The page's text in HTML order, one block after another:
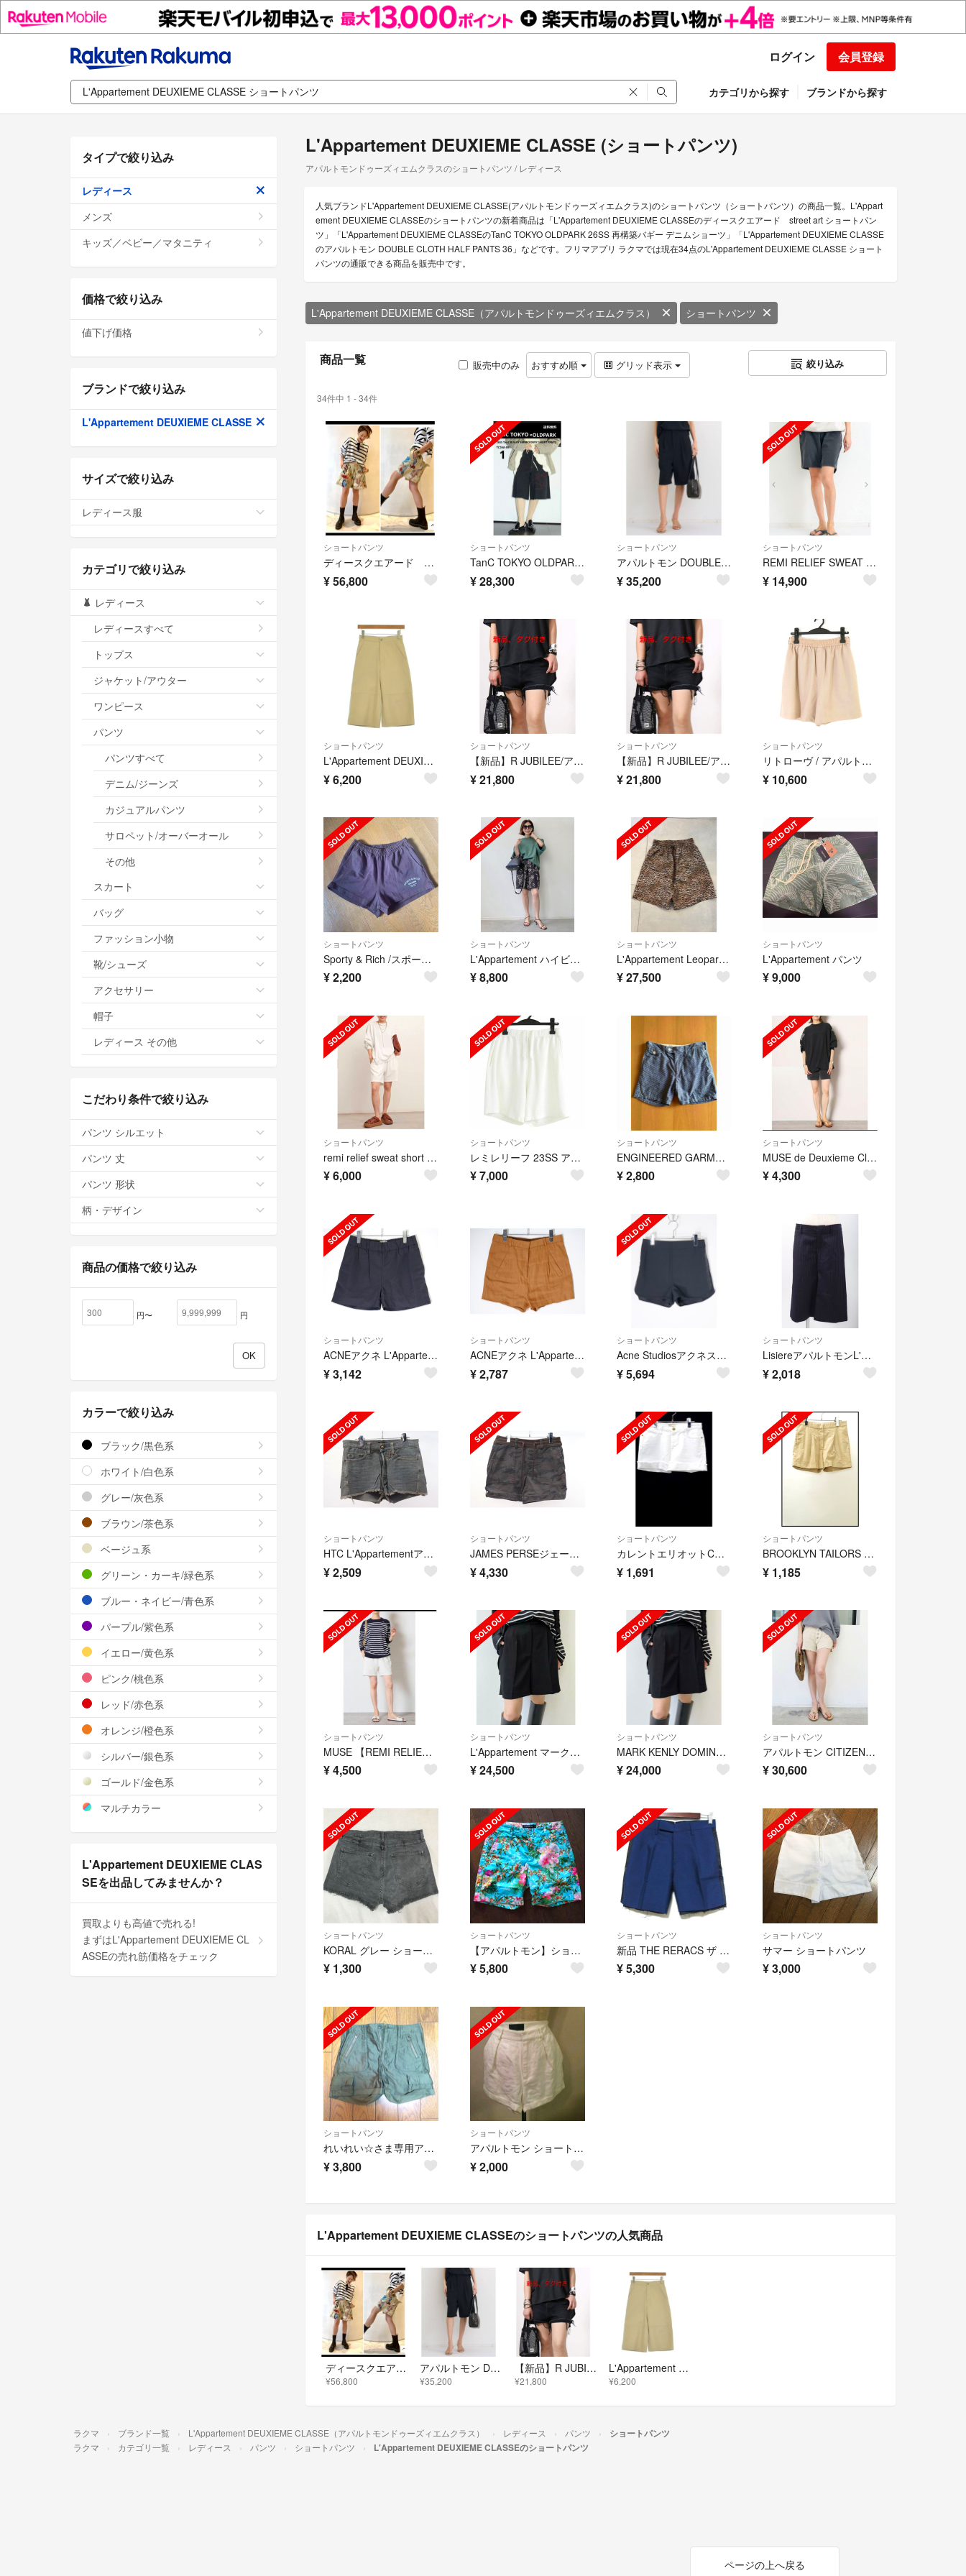
ログイン 会員登録
カテゴリから探す ブランドから探す
L'Appartement DEUXIEME CLASSE (ショートパンツ)
アパルトモンドゥーズィエムクラスのショートパンツ / レディース
人気ブランドL'Appartement DEUXIEME CLASSE(アパルトモンドゥーズィエムクラス)のショートパンツ（ショートパンツ）の商品一覧。L'Appart
ement DEUXIEME CLASSEのショートパンツの新着商品は「L'Appartement DEUXIEME CLASSEのディースクエアード street art ショートパン
ツ」「L'Appartement DEUXIEME CLASSEのTanC TOKYO OLDPARK 26SS 再構築バギー デニムショーツ」「L'Appartement DEUXIEME CLASSE
のアパルトモン DOUBLE CLOTH HALF PANTS 36」などです。フリマアプリ ラクマでは現在34点のL'Appartement DEUXIEME CLASSE ショート
パンツの通販できる商品を販売中です。
L'Appartement DEUXIEME CLASSE（アパルトモンドゥーズィエムクラス） ショートパンツ
商品一覧 販売中のみ おすすめ順 グリッド表示 絞り込み
34件中 1 - 34件
ショートパンツ
ディースクエアード street art ショートパンツ
¥56,800
ショートパンツ
TanC TOKYO OLDPARK 26SS 再構築バギー デニムショーツ
¥28,300
ショートパンツ
アパルトモン DOUBLE CLOTH HALF PANTS 36
¥35,200
ショートパンツ
REMI RELIEF SWEAT SHORT PANTS ブラック
¥ 14,900
ショートパンツ
L'Appartement DEUXIEME CLASSE ショートパンツ XS 【古着】【中古】【送料無料】
¥6,200
ショートパンツ
【新品】R JUBILEE/アールジュビリー Black デニムショーツ
¥21,800
ショートパンツ
【新品】R JUBILEE/アールジュビリー Black デニムショーツ
¥21,800
ショートパンツ
リトローヴ / アパルトモン 25SS イージーショートパンツ
¥ 10,600
ショートパンツ
Sporty & Rich /スポーティーアンドリッチ ショートパンツ
¥2,200
ショートパンツ
L'Appartement ハイビスカスプリント ショートパンツ
¥8,800
ショートパンツ
L'Appartement Leopard Print Short Pants
¥27,500
ショートパンツ
L'Appartement パンツ
¥9,000
ショートパンツ
remi relief sweat short pants
¥6,000
ショートパンツ
レミレリーフ 23SS アパルトモン別注 スウェットショートパンツ
¥7,000
ショートパンツ
ENGINEERED GARMENTS⭐️エンジニアド ガーメンツショートパンツ
¥2,800
ショートパンツ
MUSE de Deuxieme ClasseREMI RELIEF レミレリ
¥4,300
ショートパンツ
ACNEアクネ L'Appartementアパルトモン購入NINETTEタックショートパンツ【38】【LHPA70409】
¥3,142
ショートパンツ
ACNEアクネ L'Appartementアパルトモン購入SENSATIONAL SH LINENリネンショートパンツ ショーツ【34】【LHPA70410】
¥2,787
ショートパンツ
Acne Studiosアクネストゥディオズ L'Appartementアパルトモン購入RUN SUITサイドラインショートパンツ【LHPA67226】
¥5,694
ショートパンツ
LisiereアパルトモンL'Appartement 2016SS REDA STRIPE CULLOTTE PANTSストライプキュロットパンツ【LHPA61412】
¥2,018
ショートパンツ
HTC L'Appartementアパルトモン購入スタッズ付きデニムショートパンツ【LHPA59849】
¥2,509
ショートパンツ
JAMES PERSEジェームスパース L'Appartementアパルトモン購入2018SSカモフラショートパンツ【LHPA55997】
¥4,330
ショートパンツ
カレントエリオットCURRENT ELLIOTT アパルトモン購入デニムロールアップショートパンツ【LHPA36080】
¥ 1,691
ショートパンツ
BROOKLYN TAILORS アパルトモン別注14SSコットンショーツ ショートパンツ【LHPA31711】
¥ 1,185
ショートパンツ
MUSE 【REMI RELIEF/レミレリーフ】SHORT パンツ ホワイト
¥4,500
ショートパンツ
L'Appartement マークケンリードミノタン SHORT PANTS
¥24,500
ショートパンツ
MARK KENLY DOMINO TAN マークケンリードミノタン PANTS
¥24,000
ショートパンツ
アパルトモン CITIZENS OF HUMANITY cutoff SHORT
¥30,600
ショートパンツ
KORAL グレー ショートパンツ Lサイズ相当 美品
¥ 1,300
ショートパンツ
【アパルトモン】ショートパンツ
¥5,800
ショートパンツ
新品 THE RERACS ザ リラクス 側章 ショート スラックス パンツ 0
¥5,300
ショートパンツ
サマー ショートパンツ
¥3,000
ショートパンツ
れいれい☆さま専用アパルトモン
¥3,800
ショートパンツ
アパルトモン ショートパンツ C
¥2,000
L'Appartement DEUXIEME CLASSEのショートパンツの人気商品
ディースクエアード street art ショートパンツ
¥56,800
アパルトモン DOUBLE CLOTH HALF PANTS 36
¥35,200
【新品】R JUBILEE/アールジュビリー Black デニムショーツ
¥21,800
L'Appartement DEUXIEME CLASSE ショートパンツ XS 【古着】【中古】【送料無料】
¥6,200
タイプで絞り込み
レディース
メンズ
キッズ／ベビー／マタニティ
価格で絞り込み
値下げ価格
ブランドで絞り込み
L'Appartement DEUXIEME CLASSE
サイズで絞り込み
レディース服
カテゴリで絞り込み
レディース
レディースすべて
トップス
ジャケット/アウター
ワンピース
パンツ
パンツすべて
デニム/ジーンズ
カジュアルパンツ
サロペット/オーバーオール
その他
スカート
バッグ
ファッション小物
靴/シューズ
アクセサリー
帽子
レディース その他
こだわり条件で絞り込み
パンツ シルエット
パンツ 丈
パンツ 形状
柄・デザイン
商品の価格で絞り込み
円〜 円
カラーで絞り込み
ブラック/黒色系
ホワイト/白色系
グレー/灰色系
ブラウン/茶色系
ベージュ系
グリーン・カーキ/緑色系
ブルー・ネイビー/青色系
パープル/紫色系
イエロー/黄色系
ピンク/桃色系
レッド/赤色系
オレンジ/橙色系
シルバー/銀色系
ゴールド/金色系
マルチカラー
L'Appartement DEUXIEME CLAS
SEを出品してみませんか？
買取よりも高値で売れる!
まずはL'Appartement DEUXIEME CL
ASSEの売れ筋価格をチェック
ラクマ ブランド一覧 L'Appartement DEUXIEME CLASSE（アパルトモンドゥーズィエムクラス） レディース パンツ ショートパンツ
ラクマ カテゴリ一覧 レディース パンツ ショートパンツ L'Appartement DEUXIEME CLASSEのショートパンツ
ページの上へ戻る